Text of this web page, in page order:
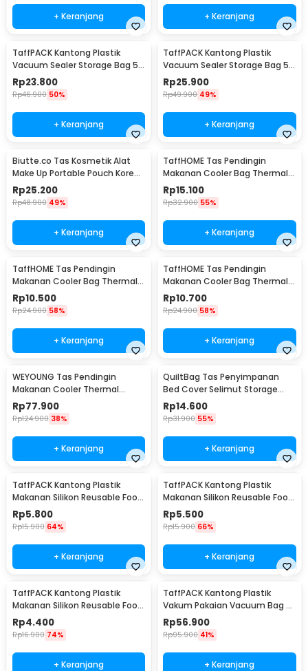
+ Keranjang + Keranjang
TaffPACK Kantong Plastik
Vacuum Sealer Storage Bag 5
PCS 35x50cm - ZKD002
Rp23.800
Rp46.900 50%
+ Keranjang
TaffPACK Kantong Plastik
Vacuum Sealer Storage Bag 5
PCS 50x70cm - ZKD002
Rp25.900
Rp49.900 49%
+ Keranjang
Biutte.co Tas Kosmetik Alat
Make Up Portable Pouch Korean
Style - B4108
Rp25.200
Rp48.900 49%
+ Keranjang
TaffHOME Tas Pendingin
Makanan Cooler Bag Thermal
Insulated Bag 6 Inch - H07
Rp15.100
Rp32.900 55%
+ Keranjang
TaffHOME Tas Pendingin
Makanan Cooler Bag Thermal
Insulated Bag 28x14x17cm -
H24
Rp10.500
Rp24.900 58%
+ Keranjang
TaffHOME Tas Pendingin
Makanan Cooler Bag Thermal
Insulated Bag 21x14x17cm -
H24
Rp10.700
Rp24.900 58%
+ Keranjang
WEYOUNG Tas Pendingin
Makanan Cooler Thermal
Insulated Bag 18L - M40
Rp77.900
Rp124.900 38%
+ Keranjang
QuiltBag Tas Penyimpanan
Bed Cover Selimut Storage
Bag Organizer 1 PCS - MT6
Rp14.600
Rp31.900 55%
+ Keranjang
TaffPACK Kantong Plastik
Makanan Silikon Reusable Food
Bag Ziplock Size L - PK-15
Rp5.800
Rp15.900 64%
+ Keranjang
TaffPACK Kantong Plastik
Makanan Silikon Reusable Food
Bag Ziplock Size M - PK-15
Rp5.500
Rp15.900 66%
+ Keranjang
TaffPACK Kantong Plastik
Makanan Silikon Reusable Food
Bag Ziplock Size S - PK-15
Rp4.400
Rp16.900 74%
+ Keranjang
TaffPACK Kantong Plastik
Vakum Pakaian Vacuum Bag 8
PCS with Hand Pump - SN1000
Rp56.900
Rp95.900 41%
+ Keranjang